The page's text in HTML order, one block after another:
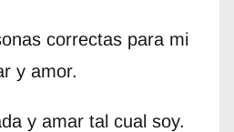
correctas para mi
y amor.
y amar tal cual soy.